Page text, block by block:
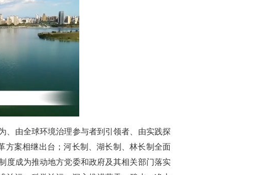
、由全球环境治理参与者到引领者、由实践探
方案相继出台；河长制、湖长制、林长制全面
度成为推动地方党委和政府及其相关部门落实